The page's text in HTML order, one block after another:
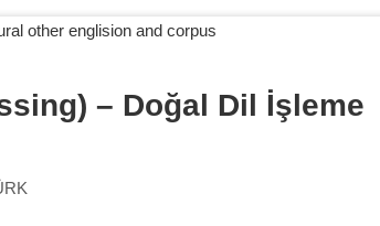
– Doğal Dil İşleme